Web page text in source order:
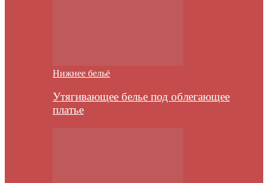
Нижнее бельё
Утягивающее белье под облегающее
платье